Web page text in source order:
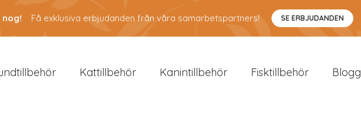
Få exklusiva erbjudanden från våra samarbetspartners! SE ERBJUDANDEN
Kattillbehör Kanintillbehör Fisktillbehör Blogg